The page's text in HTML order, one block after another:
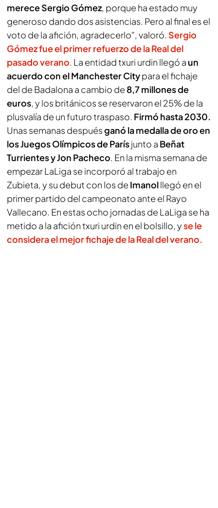
merece Sergio Gómez, porque ha estado muy
generoso dando dos asistencias. Pero al final es el
voto de la afición, agradecerlo", valoró. Sergio
Gómez fue el primer refuerzo de la Real del
pasado verano. La entidad txuri urdin llegó a un
acuerdo con el Manchester Citypara el fichaje
del de Badalona a cambio de 8,7 millones de
euros, y los británicos se reservaron el 25% de la
plusvalía de un futuro traspaso. Firmó hasta 2030.
Unas semanas despuésganó la medalla de oro en
los Juegos Olímpicos de Parísjunto a Beñat
Turrientes y Jon Pacheco. En la misma semana de
empezar LaLiga se incorporó al trabajo en
Zubieta, y su debut con los de Imanolllegó en el
primer partido del campeonato ante el Rayo
Vallecano. En estas ocho jornadas de LaLiga se ha
metido a la afición txuri urdin en el bolsillo, yse le
considera el mejor fichaje de la Real del verano.